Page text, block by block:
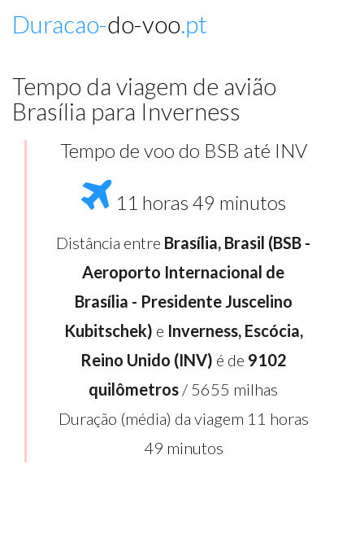
Duracao-do-voo.pt
Tempo da viagem de avião
Brasília para Inverness
Tempo de voo do BSB até INV
11 horas 49 minutos
Distância entre Brasília, Brasil (BSB -
Aeroporto Internacional de
Brasília - Presidente Juscelino
Kubitschek) e Inverness, Escócia,
Reino Unido (INV) é de 9102
quilômetros / 5655 milhas
Duração (média) da viagem 11 horas
49 minutos